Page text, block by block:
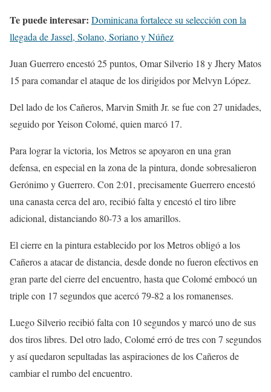
Te puede interesar: Dominicana fortalece su selección con la
llegada de Jassel, Solano, Soriano y Núñez
Juan Guerrero encestó 25 puntos, Omar Silverio 18 y Jhery Matos
15 para comandar el ataque de los dirigidos por Melvyn López.
Del lado de los Cañeros, Marvin Smith Jr. se fue con 27 unidades,
seguido por Yeison Colomé, quien marcó 17.
Para lograr la victoria, los Metros se apoyaron en una gran
defensa, en especial en la zona de la pintura, donde sobresalieron
Gerónimo y Guerrero. Con 2:01, precisamente Guerrero encestó
una canasta cerca del aro, recibió falta y encestó el tiro libre
adicional, distanciando 80-73 a los amarillos.
El cierre en la pintura establecido por los Metros obligó a los
Cañeros a atacar de distancia, desde donde no fueron efectivos en
gran parte del cierre del encuentro, hasta que Colomé embocó un
triple con 17 segundos que acercó 79-82 a los romanenses.
Luego Silverio recibió falta con 10 segundos y marcó uno de sus
dos tiros libres. Del otro lado, Colomé erró de tres con 7 segundos
y así quedaron sepultadas las aspiraciones de los Cañeros de
cambiar el rumbo del encuentro.